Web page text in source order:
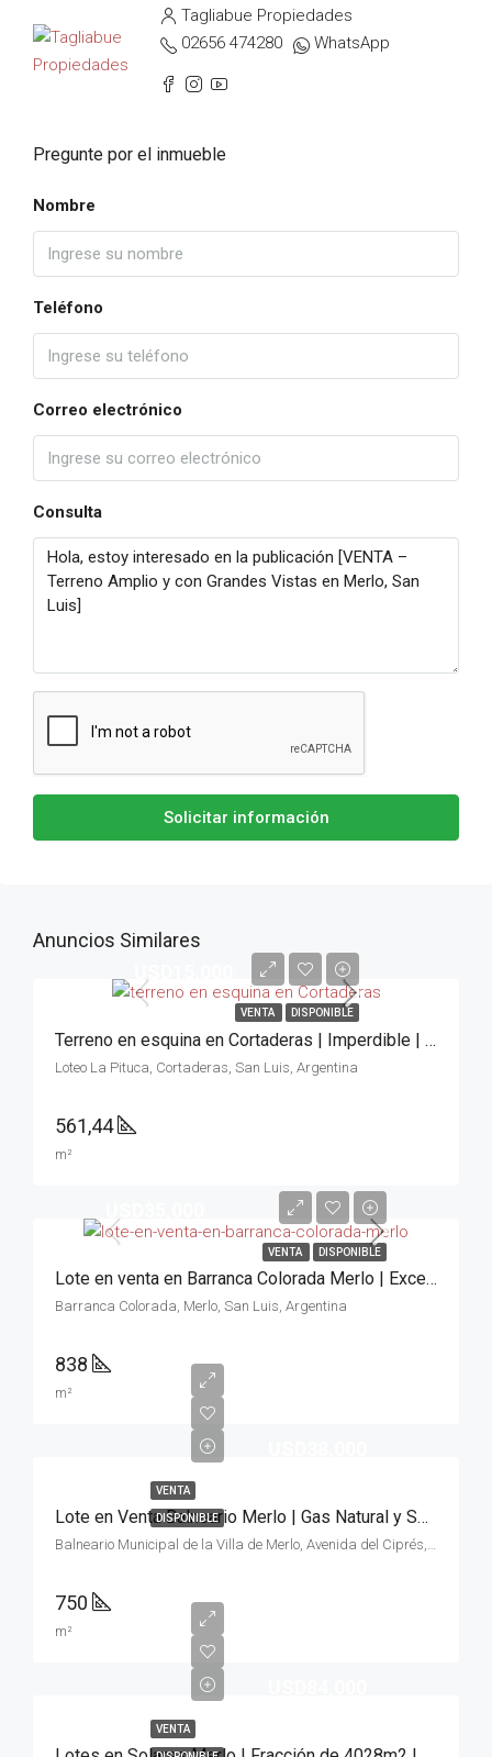
Tagliabue Propiedades
02656 474280
WhatsApp
Pregunte por el inmueble
Nombre
Teléfono
Correo electrónico
Consulta
Solicitar información
Anuncios Similares
VENTA DISPONIBLE
Terreno en esquina en Cortaderas | Imperdible | Sierras
Loteo La Pituca, Cortaderas, San Luis, Argentina
561,44
m²
VENTA DISPONIBLE
Lote en venta en Barranca Colorada Merlo | Excelente Zona 838m²
Barranca Colorada, Merlo, San Luis, Argentina
838
m²
VENTA
DISPONIBLE Lote en Venta Balneario Merlo | Gas Natural y Servicios
Balneario Municipal de la Villa de Merlo, Avenida del Ciprés, Merlo, San Luis, Argentina
750
m²
VENTA